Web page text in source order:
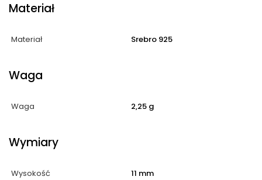
Materiał
Materiał Srebro 925
Waga
Waga 2,25 g
Wymiary
Wysokość
11 mm